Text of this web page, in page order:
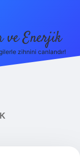
ve Enerjik
zihnini canlandır!